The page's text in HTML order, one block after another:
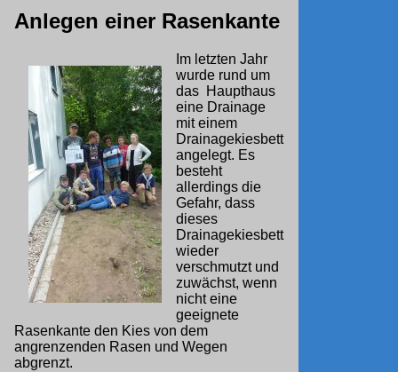
Anlegen einer Rasenkante
Im letzten Jahr
wurde rund um
das Haupthaus
eine Drainage
mit einem
Drainagekiesbett
angelegt. Es
besteht
allerdings die
Gefahr, dass
dieses
Drainagekiesbett
wieder
verschmutzt und
zuwächst, wenn
nicht eine
geeignete
Rasenkante den Kies von dem
angrenzenden Rasen und Wegen
abgrenzt.